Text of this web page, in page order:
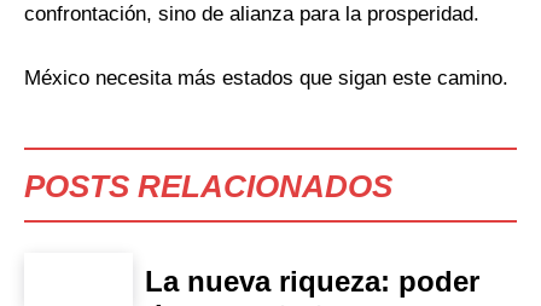
confrontación, sino de alianza para la prosperidad.
México necesita más estados que sigan este camino.
POSTS RELACIONADOS
La nueva riqueza: poder